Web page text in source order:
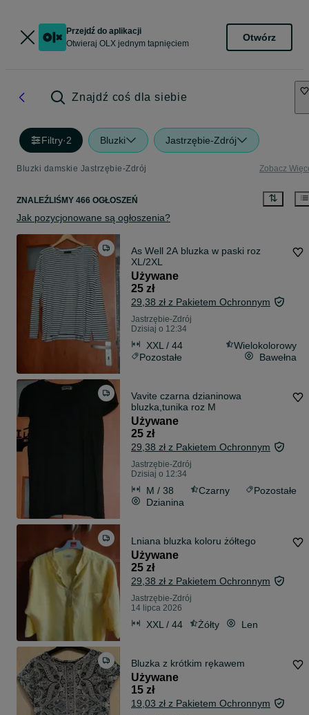
Przejdź do aplikacji
Otwieraj OLX jednym tapnięciem
Otwórz
Znajdź coś dla siebie
Filtry·2 Bluzki Jastrzębie-Zdrój
Bluzki damskie Jastrzębie-Zdrój Zobacz
ZNALEŹLIŚMY 466 OGŁOSZEŃ
Jak pozycjonowane są ogłoszenia?
As Well 2A bluzka w paski roz
XL/2XL
Używane
25 zł
29,38 zł z Pakietem Ochronnym
Jastrzębie-Zdrój
Dzisiaj o 12:34
XXL / 44
Wielokolorowy
Pozostałe
Bawełna
Vavite czarna dzianinowa
bluzka,tunika roz M
Używane
25 zł
29,38 zł z Pakietem Ochronnym
Jastrzębie-Zdrój
Dzisiaj o 12:34
M / 38 Czarny
Pozostałe
Dzianina
Lniana bluzka koloru żółtego
Używane
25 zł
29,38 zł z Pakietem Ochronnym
Jastrzębie-Zdrój
14 lipca 2026
XXL / 44 Żółty Len
Bluzka z krótkim rękawem
Używane
15 zł
19,03 zł z Pakietem Ochronnym